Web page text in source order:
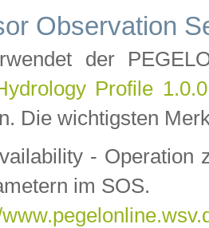
Observation
der
Profile
Die wichtigsten
- Operation
im SOS.